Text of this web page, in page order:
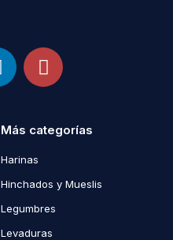
Más categorías
Harinas
Hinchados y Mueslis
Legumbres
Levaduras